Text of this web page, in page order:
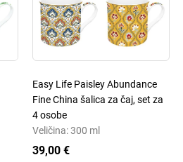
Easy Life Paisley Abundance
Fine China šalica za čaj, set za
4 osobe
Veličina: 300 ml
39,00 €